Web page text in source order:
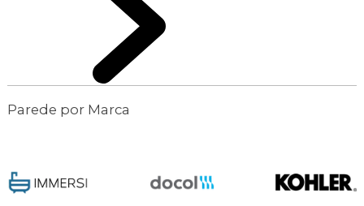
Parede por Marca